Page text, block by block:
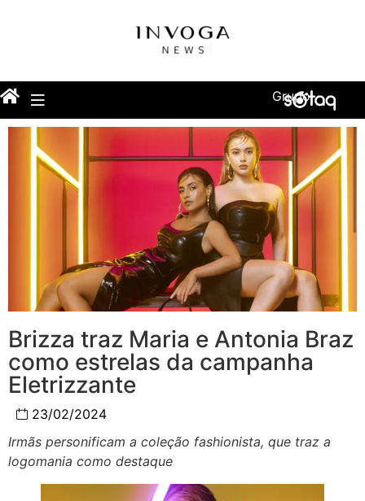
Grupo
Brizza traz Maria e Antonia Braz
como estrelas da campanha
Eletrizzante
23/02/2024
Irmãs personificam a coleção fashionista, que traz a
logomania como destaque